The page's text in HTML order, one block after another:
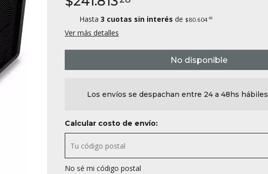
Hasta 3 cuotas sin interés de $80.60443
Ver más detalles
No disponible
Los envíos se despachan entre 24 a 48hs hábiles
Calcular costo de envío:
No sé mi código postal